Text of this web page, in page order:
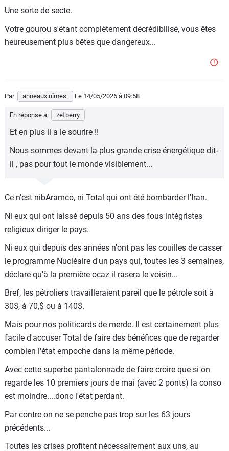
Une sorte de secte.
Votre gourou s'étant complètement décrédibilisé, vous êtes
heureusement plus bêtes que dangereux...
Par anneaux nîmes. Le 14/05/2026 à 09:58
En réponse à zefberry
Et en plus il a le sourire !!
Nous sommes devant la plus grande crise énergétique dit-
il , pas pour tout le monde visiblement...
Ce n'est nibAramco, ni Total qui ont été bombarder l'Iran.
Ni eux qui ont laissé depuis 50 ans des fous intégristes
religieux diriger le pays.
Ni eux qui depuis des années n'ont pas les couilles de casser
le programme Nucléaire d'un pays qui, toutes les 3 semaines,
déclare qu'à la première ocaz il rasera le voisin...
Bref, les pétroliers travailleraient pareil que le pétrole soit à
30$, à 70,$ ou à 140$.
Mais pour nos politicards de merde. Il est certainement plus
facile d'accuser Total de faire des bénéfices que de regarder
combien l'état empoche dans la même période.
Avec cette superbe pantalonnade de faire croire que si on
regarde les 10 premiers jours de mai (avec 2 ponts) la conso
est moindre....donc l'état perdant.
Par contre on ne se penche pas trop sur les 63 jours
précédents...
Toutes les crises profitent nécessairement aux uns, au